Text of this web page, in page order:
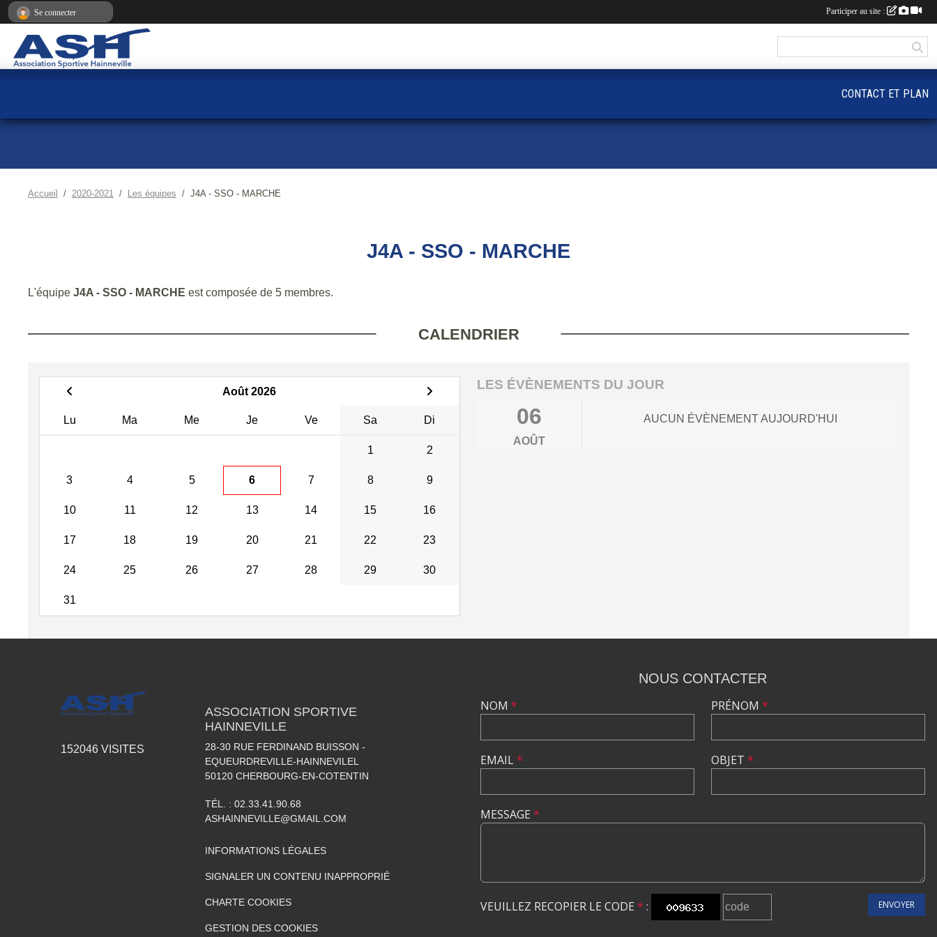
Accueil 2020-2021 Les équipes J4A - SSO - MARCHE
J4A - SSO - MARCHE
L'équipe J4A - SSO - MARCHE est composée de 5 membres.
CALENDRIER
Août 2026
Lu Ma Me Je Ve Sa Di
1 2
3 4 5 6 7 8 9
10 11 12 13 14 15 16
17 18 19 20 21 22 23
24 25 26 27 28 29 30
31
LES ÉVÈNEMENTS DU JOUR
06
AOÛT
AUCUN ÉVÈNEMENT AUJOURD'HUI
CONTACT ET PLAN
152046 VISITES
ASSOCIATION SPORTIVE
HAINNEVILLE
28-30 RUE FERDINAND BUISSON -
EQUEURDREVILLE-HAINNEVILEL
50120 CHERBOURG-EN-COTENTIN
TÉL. : 02.33.41.90.68
ASHAINNEVILLE@GMAIL.COM
INFORMATIONS LÉGALES
SIGNALER UN CONTENU INAPPROPRIÉ
CHARTE COOKIES
GESTION DES COOKIES
NOUS CONTACTER
NOM *
EMAIL*
PRÉNOM *
OBJET *
MESSAGE *
VEUILLEZ RECOPIER LE CODE * : ENVOYER
Se connecter Participer au site :
Panneau de gestion des cookies